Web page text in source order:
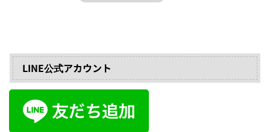
LINE公式アカウント